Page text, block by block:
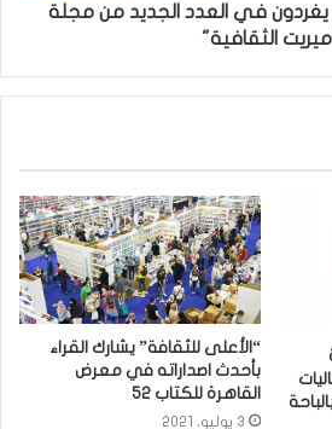
يغردون في العدد الجديد من مجلة
الثقافية"
“الأعلى للثقافة” يشارك القراء
بأحدث اصداراته في معرض
القاهرة للكتاب ٥٢
3 يوليو، 2021